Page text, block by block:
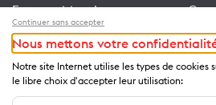
Espace Membres
Emploi
Conditions générales
d’utilisation
Politique de
Continuer sans accepter
Nous mettons votre
Notre site Internet utilise les types de cookies
le libre choix d'accepter leur utilisation: